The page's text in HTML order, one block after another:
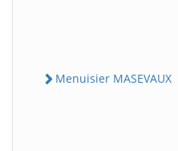
Menuisier MASEVAUX